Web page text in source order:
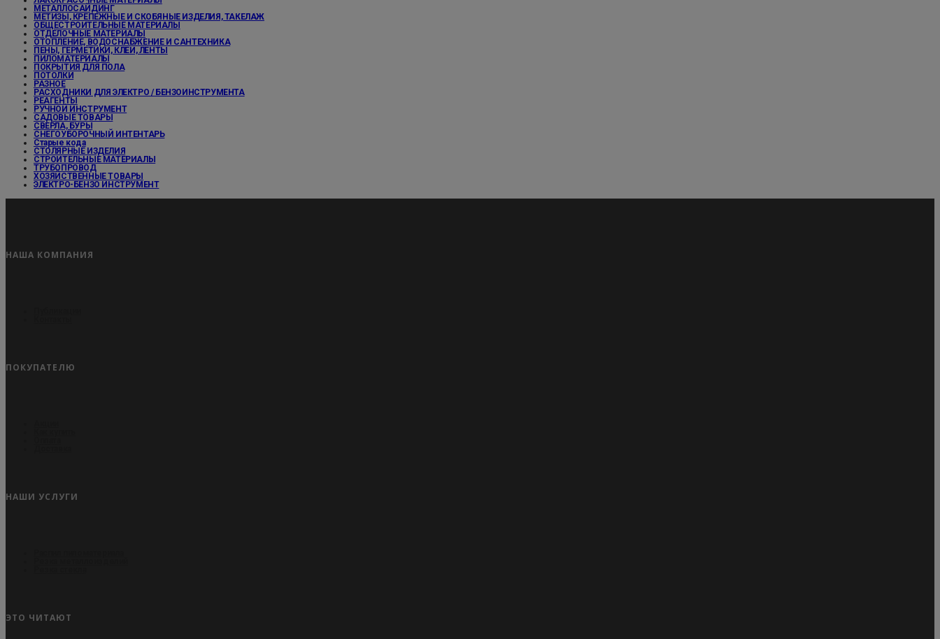
МЕТАЛЛОСАЙДИНГ
МЕТИЗЫ, КРЕПЕЖНЫЕ И СКОБЯНЫЕ ИЗДЕЛИЯ, ТАКЕЛАЖ
ОБЩЕСТРОИТЕЛЬНЫЕ МАТЕРИАЛЫ
ОТДЕЛОЧНЫЕ МАТЕРИАЛЫ
ОТОПЛЕНИЕ, ВОДОСНАБЖЕНИЕ И САНТЕХНИКА
ПЕНЫ, ГЕРМЕТИКИ, КЛЕИ, ЛЕНТЫ
ПИЛОМАТЕРИАЛЫ
ПОКРЫТИЯ ДЛЯ ПОЛА
ПОТОЛКИ
РАЗНОЕ
РАСХОДНИКИ ДЛЯ ЭЛЕКТРО / БЕНЗОИНСТРУМЕНТА
РЕАГЕНТЫ
РУЧНОЙ ИНСТРУМЕНТ
САДОВЫЕ ТОВАРЫ
СВЕРЛА, БУРЫ
СНЕГОУБОРОЧНЫЙ ИНТЕНТАРЬ
Старые кода
СТОЛЯРНЫЕ ИЗДЕЛИЯ
СТРОИТЕЛЬНЫЕ МАТЕРИАЛЫ
ТРУБОПРОВОД
ХОЗЯЙСТВЕННЫЕ ТОВАРЫ
ЭЛЕКТРО-БЕНЗО ИНСТРУМЕНТ
НАША КОМПАНИЯ
ПОКУПАТЕЛЮ
НАШИ УСЛУГИ
ЭТО ЧИТАЮТ